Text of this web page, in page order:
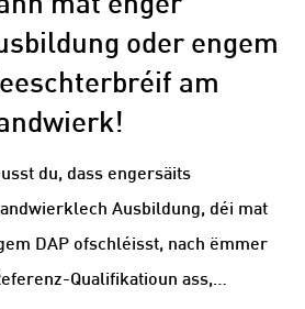
mat enger
oder engem
am
du, dass engersäits
Ausbildung, déi mat
DAP ofschléisst, nach ëmmer
Qualifikatioun ass,…